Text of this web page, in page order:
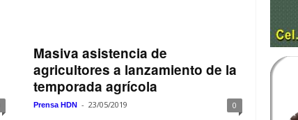
Masiva asistencia de
agricultores a lanzamiento de la
temporada agrícola
Prensa HDN - 23/05/2019 0